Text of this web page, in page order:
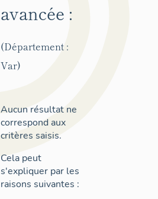
avancée :
(Département :
Var)
Aucun résultat ne
correspond aux
critères saisis.
Cela peut
s'expliquer par les
raisons suivantes :